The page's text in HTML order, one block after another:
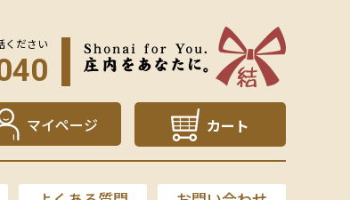
ください
マイページ カート